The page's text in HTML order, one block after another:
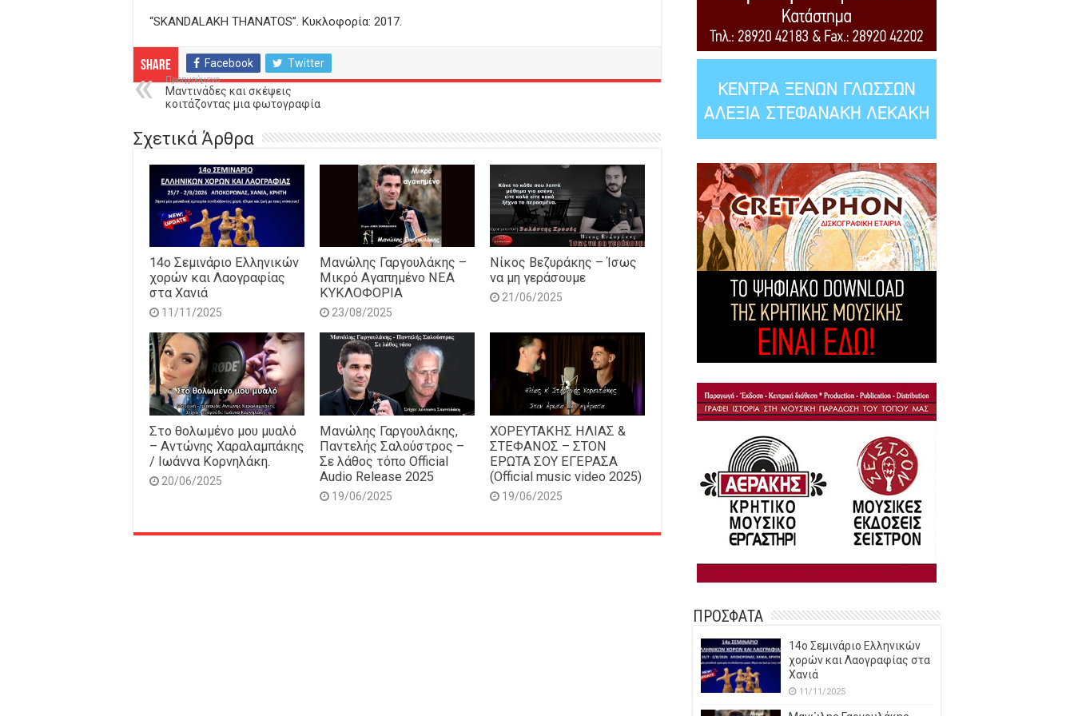
για
ή
μειώσετε
ένταση.
“SKANDALAKH THANATOS”. Κυκλοφορία: 2017.
Share Facebook Twitter
Προηγούμενο
Μαντινάδες και σκέψεις
κοιτάζοντας μια φωτογραφία
Σχετικά Άρθρα
14o Σεμινάριο Ελληνικών
χορών και Λαογραφίας
στα Χανιά
11/11/2025
Μανώλης Γαργουλάκης –
Μικρό Αγαπημένο NEΑ
ΚΥΚΛΟΦΟΡΙΑ
23/08/2025
Νίκος Βεζυράκης – Ίσως
να μη γεράσουμε
21/06/2025
Στο θολωμένο μου μυαλό
– Αντώνης Χαραλαμπάκης
/ Ιωάννα Κορνηλάκη.
20/06/2025
Μανώλης Γαργουλάκης,
Παντελής Σαλούστρος –
Σε λάθος τόπο Official
Audio Release 2025
19/06/2025
ΧΟΡΕΥΤΑΚΗΣ ΗΛΙΑΣ &
ΣΤΕΦΑΝΟΣ – ΣΤΟΝ
ΕΡΩΤΑ ΣΟΥ ΕΓΕΡΑΣΑ
(Official music video 2025)
19/06/2025
ΠΡΟΣΦΑΤΑ
14o Σεμινάριο Ελληνικών
χορών και Λαογραφίας στα
Χανιά
11/11/2025